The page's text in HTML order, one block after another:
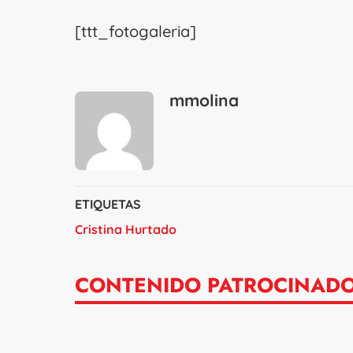
[ttt_fotogaleria]
mmolina
ETIQUETAS
Cristina Hurtado
CONTENIDO